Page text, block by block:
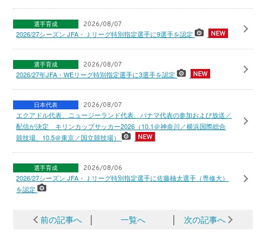
選手育成 2026/08/07
2026/27シーズン JFA・Ｊリーグ特別指定選手に9選手を認定
選手育成 2026/08/07
2026/27年JFA・WEリーグ特別指定選手に3選手を認定
日本代表 2026/08/07
エクアドル代表、ニュージーランド代表、パナマ代表の参加および放送／
配信が決定 キリンカップサッカー2026（10.1＠神奈川／横浜国際総合
競技場、10.5＠東京／国立競技場）
選手育成 2026/08/06
2026/27シーズン JFA・Ｊリーグ特別指定選手に佐藤柚太選手（専修大）
を認定
前の記事へ │ 一覧へ │ 次の記事へ